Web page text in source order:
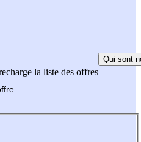
la liste des offres
Qui sont